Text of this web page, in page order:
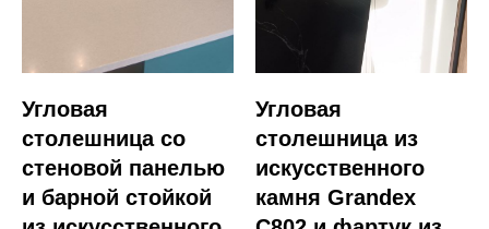
Угловая
столешница со
стеновой панелью
и барной стойкой
Угловая
столешница из
искусственного
камня Grandex